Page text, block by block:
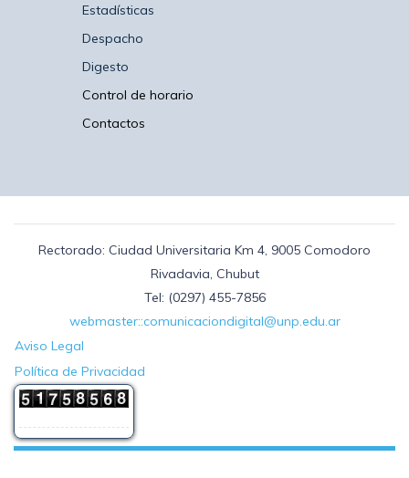
Estadísticas
Despacho
Digesto
Control de horario
Contactos
Rectorado: Ciudad Universitaria Km 4, 9005 Comodoro
Rivadavia, Chubut
Tel: (0297) 455-7856
webmaster::comunicaciondigital@unp.edu.ar
Aviso Legal
Política de Privacidad